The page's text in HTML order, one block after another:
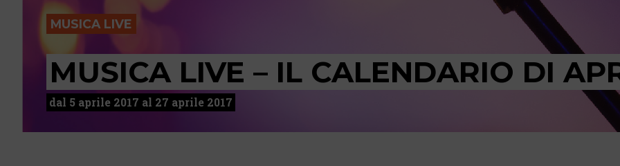
MUSICA LIVE
MUSICA LIVE – IL CALENDARIO DI
dal 5 aprile 2017 al 27 aprile 2017